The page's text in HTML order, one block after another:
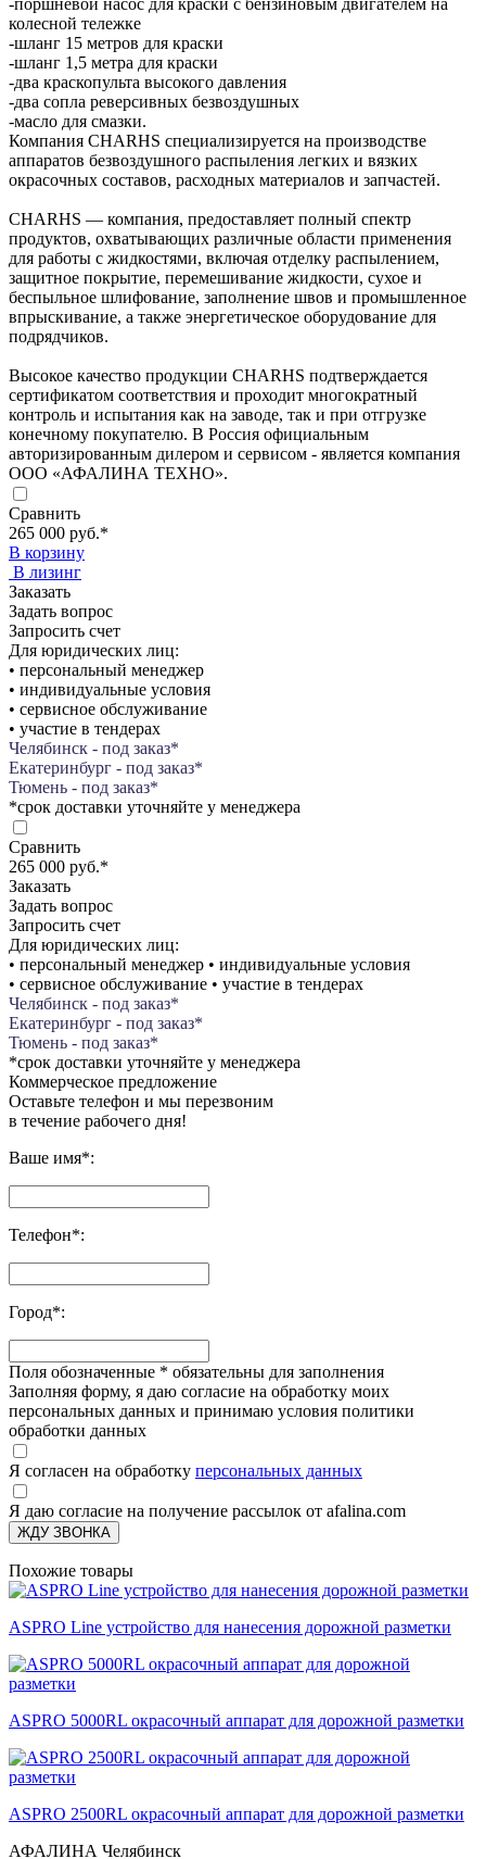
колесной тележке
-шланг 15 метров для краски
-шланг 1,5 метра для краски
-два краскопульта высокого давления
-два сопла реверсивных безвоздушных
-масло для смазки.
Компания CHARHS специализируется на производстве
аппаратов безвоздушного распыления легких и вязких
окрасочных составов, расходных материалов и запчастей.
CHARHS — компания, предоставляет полный спектр
продуктов, охватывающих различные области применения
для работы с жидкостями, включая отделку распылением,
защитное покрытие, перемешивание жидкости, сухое и
беспыльное шлифование, заполнение швов и промышленное
впрыскивание, а также энергетическое оборудование для
подрядчиков.
Высокое качество продукции CHARHS подтверждается
сертификатом соответствия и проходит многократный
контроль и испытания как на заводе, так и при отгрузке
конечному покупателю. В Россия официальным
авторизированным дилером и сервисом - является компания
ООО «АФАЛИНА ТЕХНО».
Сравнить
265 000 руб.*
В корзину
В лизинг
Заказать
Задать вопрос
Запросить счет
Для юридических лиц:
• персональный менеджер
• индивидуальные условия
• сервисное обслуживание
• участие в тендерах
Челябинск - под заказ*
Екатеринбург - под заказ*
Тюмень - под заказ*
*срок доставки уточняйте у менеджера
Сравнить
265 000 руб.*
Заказать
Задать вопрос
Запросить счет
Для юридических лиц:
• персональный менеджер • индивидуальные условия
• сервисное обслуживание • участие в тендерах
Челябинск - под заказ*
Екатеринбург - под заказ*
Тюмень - под заказ*
*срок доставки уточняйте у менеджера
Коммерческое предложение
Оставьте телефон и мы перезвоним
в течение рабочего дня!
Ваше имя*:
Телефон*:
Город*:
Поля обозначенные * обязательны для заполнения
Заполняя форму, я даю согласие на обработку моих
персональных данных и принимаю условия политики
обработки данных
Я согласен на обработку персональных данных
Я даю согласие на получение рассылок от afalina.com
ЖДУ ЗВОНКА
Похожие товары
ASPRO Line устройство для нанесения дорожной разметки
ASPRO 5000RL окрасочный аппарат для дорожной разметки
ASPRO 2500RL окрасочный аппарат для дорожной разметки
АФАЛИНА Челябинск